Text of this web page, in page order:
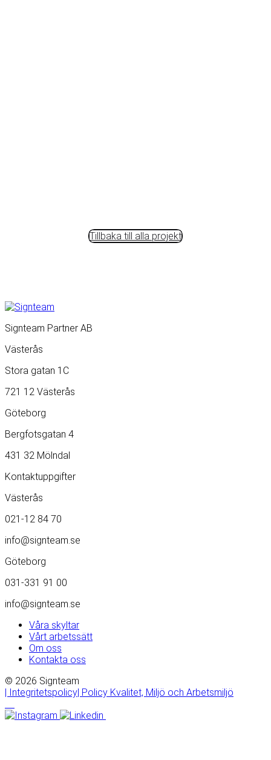
Tillbaka till alla projekt
Signteam Partner AB
Västerås
Stora gatan 1C
721 12 Västerås
Göteborg
Bergfotsgatan 4
431 32 Mölndal
Kontaktuppgifter
Västerås
021-12 84 70
info@signteam.se
Göteborg
031-331 91 00
info@signteam.se
Våra skyltar
Vårt arbetssätt
Om oss
Kontakta oss
© 2026 Signteam
| Integritetspolicy | Policy Kvalitet, Miljö och Arbetsmiljö